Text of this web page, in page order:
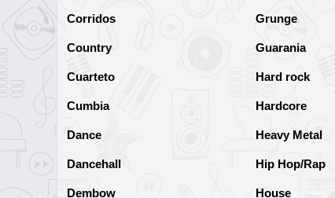
Corridos
Country
Cuarteto
Cumbia
Dance
Dancehall
Dembow
Grunge
Guarania
Hard rock
Hardcore
Heavy Metal
Hip Hop/Rap
House